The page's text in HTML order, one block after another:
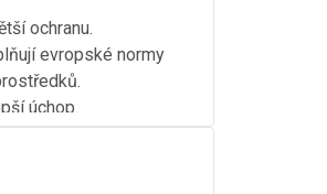
ochranu.
evropské normy
úchop.
pokožku).